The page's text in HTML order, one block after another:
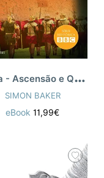
R
oma - Ascensão e Queda de um Império
SIMON BAKER
eBook11,99€